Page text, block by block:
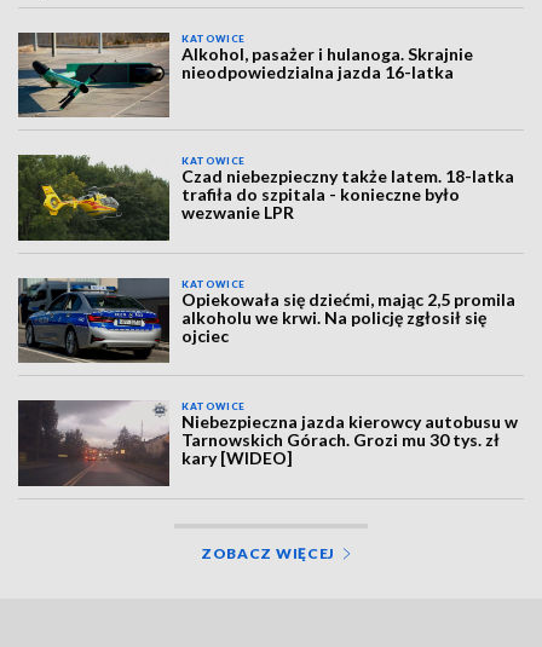
KATOWICE
Alkohol, pasażer i hulanoga. Skrajnie
nieodpowiedzialna jazda 16-latka
KATOWICE
Czad niebezpieczny także latem. 18-latka
trafiła do szpitala - konieczne było
wezwanie LPR
KATOWICE
Opiekowała się dziećmi, mając 2,5 promila
alkoholu we krwi. Na policję zgłosił się
ojciec
KATOWICE
Niebezpieczna jazda kierowcy autobusu w
Tarnowskich Górach. Grozi mu 30 tys. zł
kary [WIDEO]
ZOBACZ WIĘCEJ